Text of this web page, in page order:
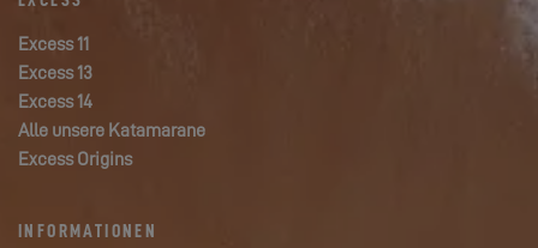
Excess 11
Excess 13
Excess 14
Alle unsere Katamarane
Excess Origins
INFORMATIONEN